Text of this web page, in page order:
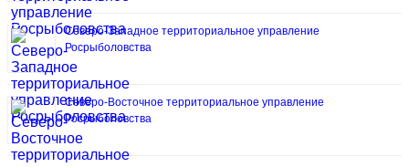
Северо-Западное территориальное управление
Росрыболовства
Северо-Восточное территориальное управление
Росрыболовства